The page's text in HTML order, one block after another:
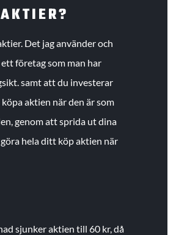
Det jag använder och
företag som man har
samt att du investerar
aktien när den är som
genom att sprida ut dina
hela ditt köp aktien när
sjunker aktien till 60 kr, då